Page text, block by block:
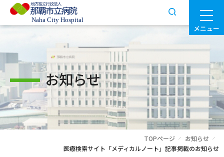
メニュー
お知らせ
TOPページ
お知らせ
医療検索サイト「メディカルノート」記事掲載のお知らせ